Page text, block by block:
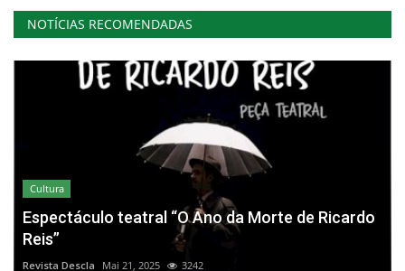
NOTÍCIAS RECOMENDADAS
Cultura
Espectáculo teatral “O Ano da Morte de Ricardo
Reis”
Revista Descla Mai 21, 2025 3242